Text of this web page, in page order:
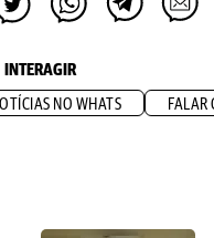
INTERAGIR
NO WHATS FALAR